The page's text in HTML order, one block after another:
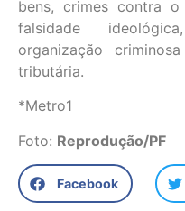
bens, crimes contra o
falsidade
organização
tributária.
*Metro1
Foto: Reprodução/PF
Facebook